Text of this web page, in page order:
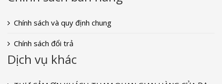
Chính sách và quy định chung
Chính sách đổi trả
Dịch vụ khác